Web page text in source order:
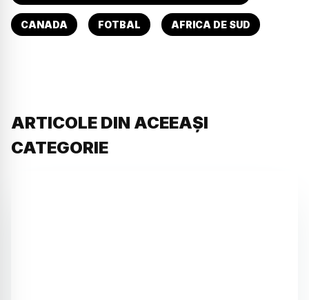
CANADA FOTBAL AFRICA DE SUD
ARTICOLE DIN ACEEAȘI
CATEGORIE